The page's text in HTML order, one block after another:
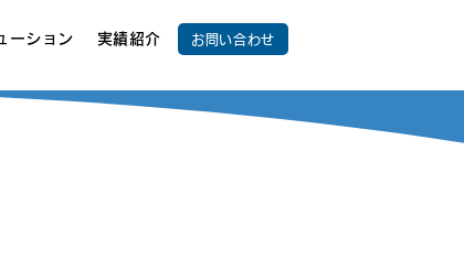
ーション 実績紹介 お問い合わせ